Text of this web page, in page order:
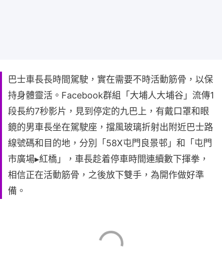
巴士車長長時間駕駛，實在需要不時活動筋骨，以保
持身體靈活。Facebook群組「大埔人大埔谷」流傳1
段長約7秒影片，見到停定的九巴上，有戴口罩和眼
鏡的男車長坐在駕駛座，擋風玻璃折射出附近巴士路
線號碼和目的地，分別「58X屯門良景邨」和「屯門
市廣場▸紅橋」，車長趁着停車時間連續數下揮拳，
相信正在活動筋骨，之後放下雙手，為開作做好準
備。